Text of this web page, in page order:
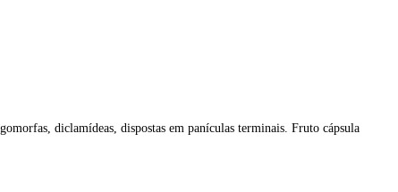
diclamídeas, dispostas em panículas terminais. Fruto cápsula